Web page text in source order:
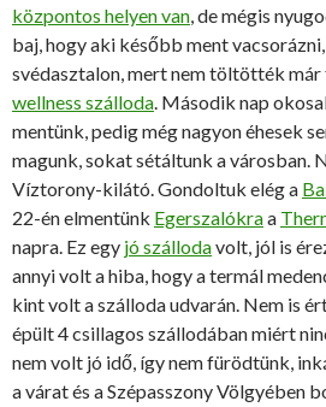
központos helyen van, de mégis
baj, hogy aki később ment
svédasztalon, mert nem töltötték már
wellness szálloda. Második nap
mentünk, pedig még nagyon éhesek
magunk, sokat sétáltunk a városban.
Víztorony-kilátó. Gondoltuk elég a
22-én elmentünk Egerszalókraa
napra. Ez egy jó szállodavolt, jól is
annyi volt a hiba, hogy a termál
kint volt a szálloda udvarán. Nem is
épült 4 csillagos szállodában miért
nem volt jó idő, így nem fürödtünk,
a várat és a Szépasszony Völgyében